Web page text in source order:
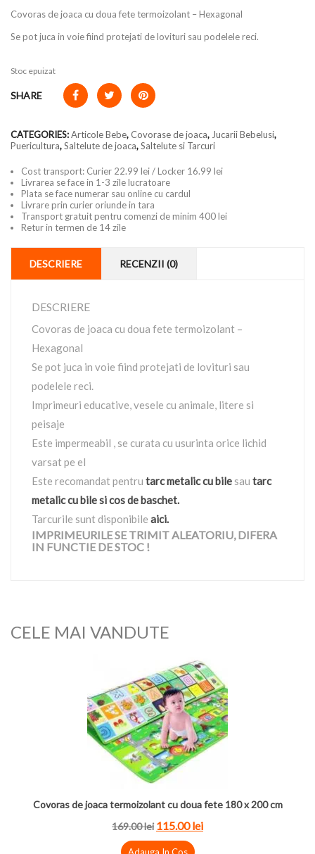
Covoras de joaca cu doua fete termoizolant – Hexagonal
Se pot juca in voie fiind protejati de lovituri sau podelele reci.
Stoc epuizat
SHARE
CATEGORIES:Articole Bebe,Covorase de joaca, Jucarii Bebelusi,
Puericultura,Saltelute de joaca,Saltelute si Tarcuri
Cost transport: Curier 22.99 lei / Locker 16.99 lei
Livrarea se face in 1-3 zile lucratoare
Plata se face numerar sau online cu cardul
Livrare prin curier oriunde in tara
Transport gratuit pentru comenzi de minim 400 lei
Retur in termen de 14 zile
DESCRIERE RECENZII (0)
DESCRIERE
Covoras de joaca cu doua fete termoizolant –
Hexagonal
Se pot juca in voie fiind protejati de lovituri sau
podelele reci.
Imprimeuri educative, vesele cu animale, litere si
peisaje
Este impermeabil , se curata cu usurinta orice lichid
varsat pe el
Este recomandat pentru tarc metalic cu bile sau tarc
metalic cu bile si cos de baschet.
Tarcurile sunt disponibile aici.
IMPRIMEURILE SE TRIMIT ALEATORIU, DIFERA
IN FUNCTIE DE STOC !
CELE MAI VANDUTE
Covoras de joaca termoizolant cu doua fete 180 x 200 cm
169.00 lei 115.00 lei